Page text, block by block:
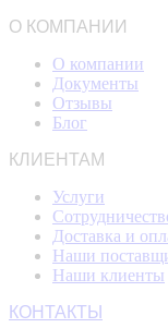
О КОМПАНИИ
О компании
Документы
Отзывы
Блог
КЛИЕНТАМ
Услуги
Доставка и
Наши
Наши клиенты
КОНТАКТЫ